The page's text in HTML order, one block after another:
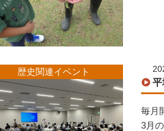
毎月
3月
歴史関連イベント